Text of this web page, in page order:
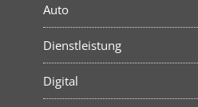
Auto
Dienstleistung
Digital